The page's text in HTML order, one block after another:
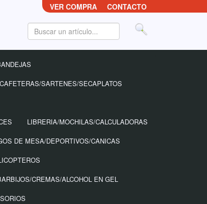
VER COMPRA CONTACTO
SARTENES/SECAPLATOS
LIBRERIA/MOCHILAS/CALCULADORAS
DE MESA/DEPORTIVOS/CANICAS
CREMAS/ALCOHOL EN GEL